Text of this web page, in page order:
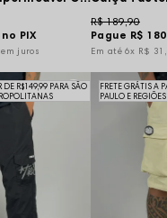
no PIX
juros
Pague R$
R$ 189,90
6x R$
DE R$149,99 PARA SÃO
FRETE GRÁTIS A
PAULO E